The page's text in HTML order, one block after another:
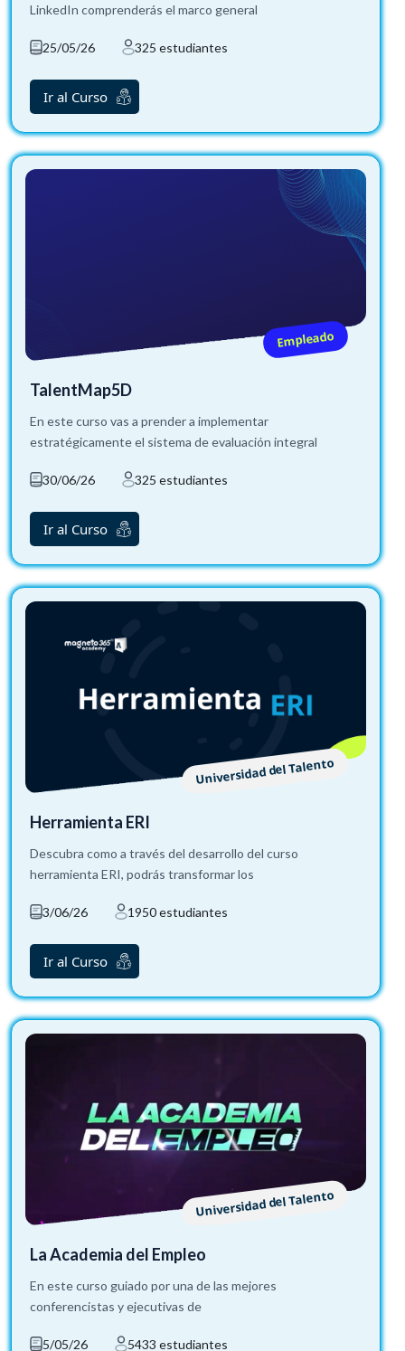
LinkedIn comprenderás el marco general
25/05/26 325 estudiantes
Ir al Curso
Empleado
TalentMap5D
En este curso vas a prender a implementar
estratégicamente el sistema de evaluación integral
30/06/26 325 estudiantes
Ir al Curso
Universidad del Talento
Herramienta ERI
Descubra como a través del desarrollo del curso
herramienta ERI, podrás transformar los
3/06/26 1950 estudiantes
Ir al Curso
Universidad del Talento
La Academia del Empleo
En este curso guiado por una de las mejores
conferencistas y ejecutivas de
5/05/26 5433 estudiantes